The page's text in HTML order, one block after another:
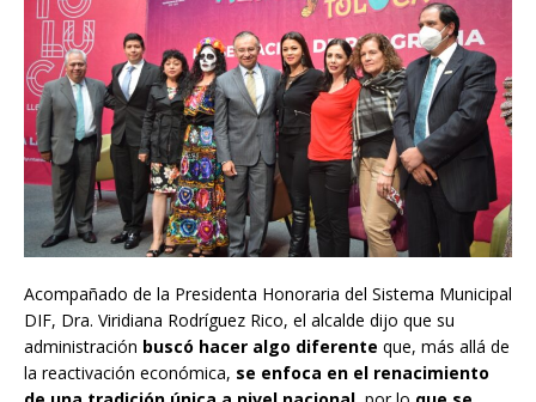
Acompañado de la Presidenta Honoraria del Sistema Municipal
DIF, Dra. Viridiana Rodríguez Rico, el alcalde dijo que su
administración buscó hacer algo diferente que, más allá de
la reactivación económica, se enfoca en el renacimiento